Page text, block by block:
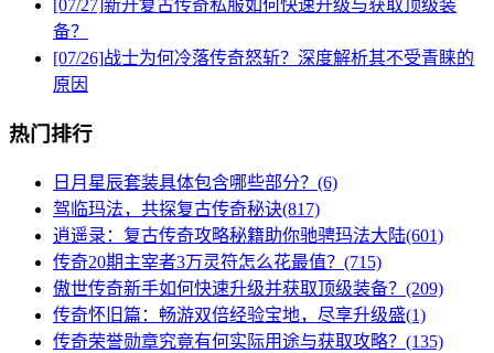
[07/27]新开复古传奇私服如何快速升级与获取顶级装
备？
[07/26]战士为何冷落传奇怒斩？深度解析其不受青睐的
原因
热门排行
日月星辰套装具体包含哪些部分？(6)
驾临玛法，共探复古传奇秘诀(817)
逍遥录：复古传奇攻略秘籍助你驰骋玛法大陆(601)
传奇20期主宰者3万灵符怎么花最值？(715)
傲世传奇新手如何快速升级并获取顶级装备？(209)
传奇怀旧篇：畅游双倍经验宝地，尽享升级盛(1)
传奇荣誉勋章究竟有何实际用途与获取攻略？(135)